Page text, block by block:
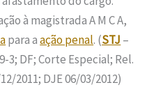
à magistrada A M C A,
para aação penal. (STJ –
3; DF; Corte Especial; Rel.
2011; DJE 06/03/2012)